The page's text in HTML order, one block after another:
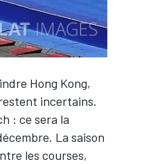
Hong Kong,
incertains.
: ce sera la
La saison
les courses,